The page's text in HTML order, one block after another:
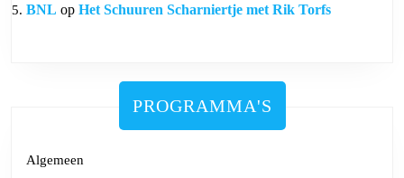
BNL op Het Schuuren Scharniertje met Rik Torfs
PROGRAMMA'S
Algemeen